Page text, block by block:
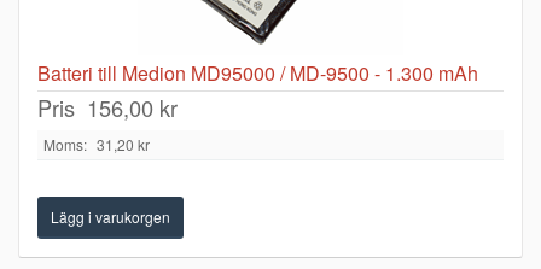
Batteri till Medion MD95000 / MD-9500 - 1.300 mAh
Pris 156,00 kr
Moms: 31,20 kr